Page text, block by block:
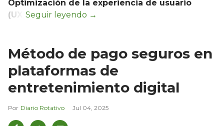
Optimización de la experiencia de usuario
(UX)
Método de pago seguros en
plataformas de
entretenimiento digital
Diario Rotativo Jul 04, 2025